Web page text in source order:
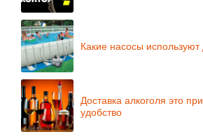
Какие насосы
Доставка алкоголя это
удобство